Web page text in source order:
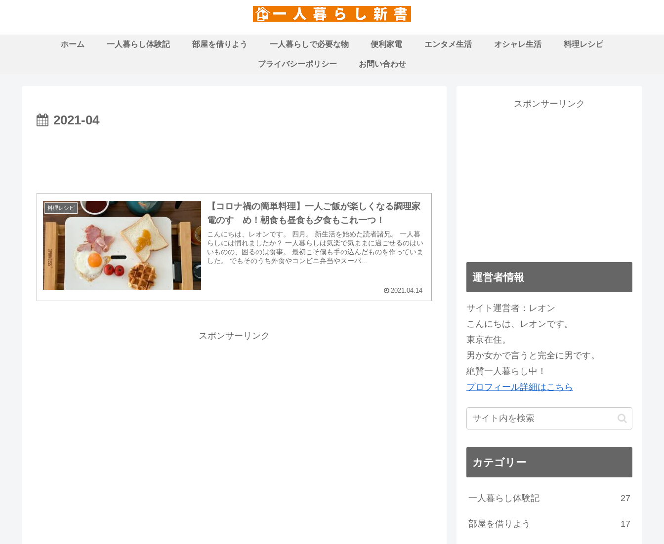
ホーム 一人暮らし体験記 部屋を借りよう 一人暮らしで必要な物 便利家電 エンタメ生活 オシャレ生活 料理レシピ
プライバシーポリシー お問い合わせ
2021-04
料理レシピ
【コロナ禍の簡単料理】一人ご飯が楽しくなる調理家
電のすゝめ！朝食も昼食も夕食もこれ一つ！
こんにちは、レオンです。 四月。 新生活を始めた読者諸兄。 一人暮
らしには慣れましたか？ 一人暮らしは気楽で気ままに過ごせるのはい
いものの、困るのは食事。 最初こそ僕も手の込んだものを作っていま
した。 でもそのうち外食やコンビニ弁当やスーパ...
2021.04.14
スポンサーリンク
スポンサーリンク
運営者情報
サイト運営者：レオン
こんにちは、レオンです。
東京在住。
男か女かで言うと完全に男です。
絶賛一人暮らし中！
プロフィール詳細はこちら
カテゴリー
一人暮らし体験記 27
部屋を借りよう 17